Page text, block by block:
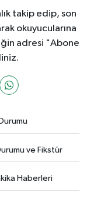
takip edip, son
okuyucularına
adresi "Abone
ve Fikstür
Haberleri